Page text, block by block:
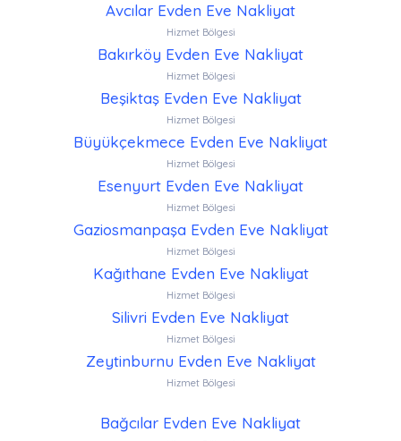
Avcılar Evden Eve Nakliyat
Hizmet Bölgesi
Bakırköy Evden Eve Nakliyat
Hizmet Bölgesi
Beşiktaş Evden Eve Nakliyat
Hizmet Bölgesi
Büyükçekmece Evden Eve Nakliyat
Hizmet Bölgesi
Esenyurt Evden Eve Nakliyat
Hizmet Bölgesi
Gaziosmanpaşa Evden Eve Nakliyat
Hizmet Bölgesi
Kağıthane Evden Eve Nakliyat
Hizmet Bölgesi
Silivri Evden Eve Nakliyat
Hizmet Bölgesi
Zeytinburnu Evden Eve Nakliyat
Hizmet Bölgesi
Bağcılar Evden Eve Nakliyat